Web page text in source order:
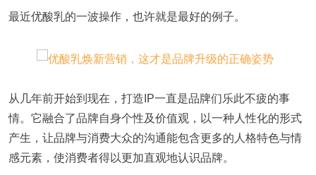
最近优酸乳的一波操作，也许就是最好的例子。
从几年前开始到现在，打造IP一直是品牌们乐此不疲的事
情。它融合了品牌自身个性及价值观，以一种人性化的形式
产生，让品牌与消费大众的沟通能包含更多的人格特色与情
感元素，使消费者得以更加直观地认识品牌。